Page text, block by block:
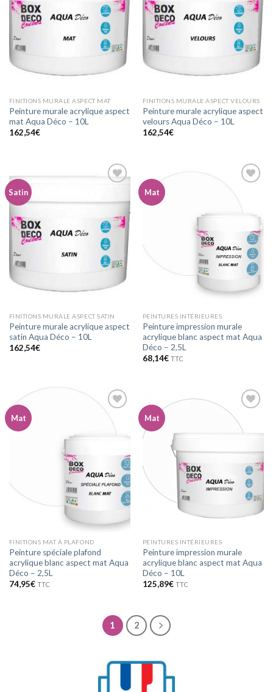
à la
wishlist
FINITIONS MURALE ASPECT MAT
Peinture murale acrylique aspect
mat Aqua Déco – 10L
162,54€
à la
wishlist
FINITIONS MURALE ASPECT VELOURS
Peinture murale acrylique aspect
velours Aqua Déco – 10L
162,54€
Satin
à la
wishlist
FINITIONS MURALE ASPECT SATIN
Peinture murale acrylique aspect
satin Aqua Déco – 10L
162,54€
Mat
wishlist
PEINTURES INTÉRIEURES
Peinture impression murale
acrylique blanc aspect mat Aqua
Déco – 2,5L
68,14€ TTC
Mat
wishlist
FINITIONS MAT À PLAFOND
Peinture spéciale plafond
acrylique blanc aspect mat Aqua
Déco – 2,5L
74,95€ TTC
Mat
wishlist
PEINTURES INTÉRIEURES
Peinture impression murale
acrylique blanc aspect mat Aqua
Déco – 10L
125,89€ TTC
1 2